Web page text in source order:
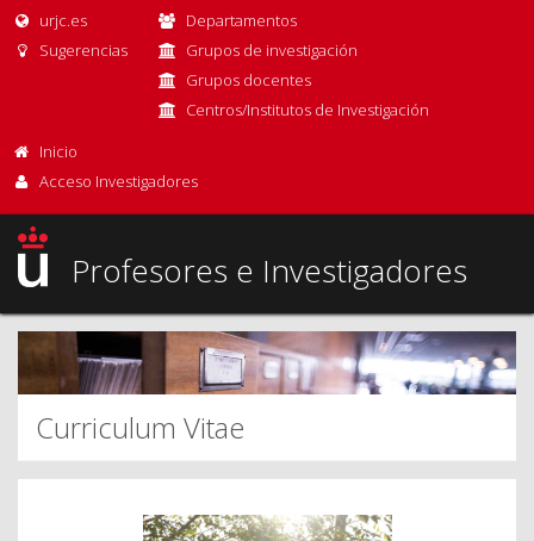
urjc.es
Sugerencias
Departamentos
Grupos de investigación
Grupos docentes
Centros/Institutos de Investigación
Inicio
Acceso Investigadores
Profesores e Investigadores
Curriculum Vitae